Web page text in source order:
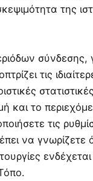
της
τις
και το
τις
γνωρίζετε